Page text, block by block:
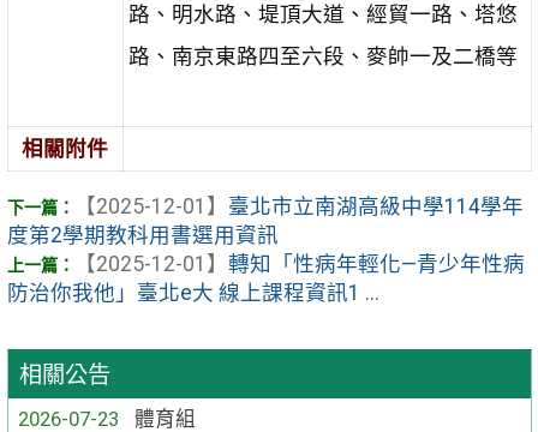
相關公告
2026-07-23
體育組
路、明水路、堤頂大道、經貿一路、塔悠
路、南京東路四至六段、麥帥一及二橋等
相關附件
【2025-12-01】 臺北市立南湖高級中學114學年
度第2學期教科用書選用資訊
【2025-12-01】 轉知「性病年輕化—青少年性病
防治你我他」臺北e大 線上課程資訊1 ...